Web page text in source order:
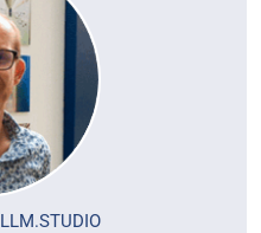
LLM.STUDIO